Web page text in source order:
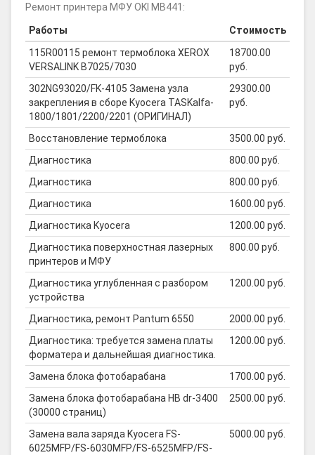
Ремонт принтера МФУ OKI MB441:
Работы
Стоимость
115R00115 ремонт термоблока XEROX
VERSALINK B7025/7030
18700.00
руб.
302NG93020/FK-4105 Замена узла
закрепления в сборе Kyocera TASKalfa-
1800/1801/2200/2201 (ОРИГИНАЛ)
29300.00
руб.
Восстановление термоблока
3500.00 руб.
Диагностика
800.00 руб.
Диагностика
800.00 руб.
Диагностика
1600.00 руб.
Диагностика Kyocera
1200.00 руб.
Диагностика поверхностная лазерных
принтеров и МФУ
800.00 руб.
Диагностика углубленная с разбором
устройства
1200.00 руб.
Диагностика, ремонт Pantum 6550
2000.00 руб.
Диагностика: требуется замена платы
форматера и дальнейшая диагностика.
1200.00 руб.
Замена блока фотобарабана
1700.00 руб.
Замена блока фотобарабана HB dr-3400
(30000 страниц)
2500.00 руб.
Замена вала заряда Kyocera FS-
6025MFP/FS-6030MFP/FS-6525MFP/FS-
5000.00 руб.